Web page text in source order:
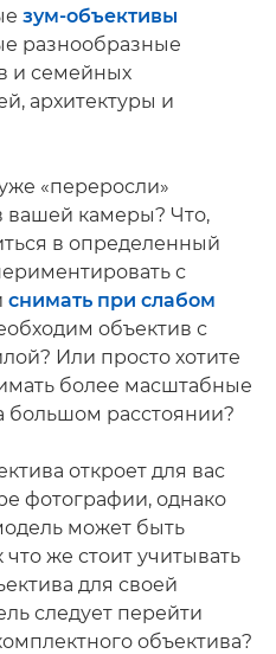
зум-объективы
разнообразные
и семейных
архитектуры и
«переросли»
вашей камеры? Что,
в определенный
с
снимать при слабом
объектив с
Или просто хотите
более масштабные
большом расстоянии?
откроет для вас
фотографии, однако
может быть
же стоит учитывать
для своей
следует перейти
объектива?